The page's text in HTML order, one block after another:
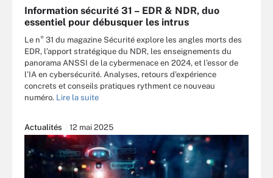
Information sécurité 31 – EDR & NDR, duo
essentiel pour débusquer les intrus
Le n° 31 du magazine Sécurité explore les angles morts des
EDR, l’apport stratégique du NDR, les enseignements du
panorama ANSSI de la cybermenace en 2024, et l’essor de
l’IA en cybersécurité. Analyses, retours d’expérience
concrets et conseils pratiques rythment ce nouveau
numéro. Lire la suite
Actualités 12 mai 2025